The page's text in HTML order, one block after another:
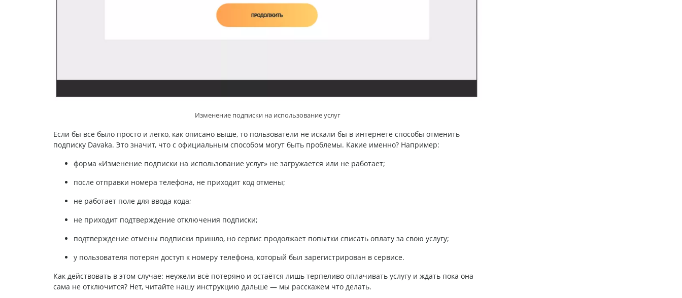
Изменение подписки на использование услуг
Если бы всё было просто и легко, как описано выше, то пользователи не искали бы в интернете способы отменить
подписку Davaka. Это значит, что с официальным способом могут быть проблемы. Какие именно? Например:
форма «Изменение подписки на использование услуг» не загружается или не работает;
после отправки номера телефона, не приходит код отмены;
не работает поле для ввода кода;
не приходит подтверждение отключения подписки;
подтверждение отмены подписки пришло, но сервис продолжает попытки списать оплату за свою услугу;
у пользователя потерян доступ к номеру телефона, который был зарегистрирован в сервисе.
Как действовать в этом случае: неужели всё потеряно и остаётся лишь терпеливо оплачивать услугу и ждать пока она
сама не отключится? Нет, читайте нашу инструкцию дальше — мы расскажем что делать.